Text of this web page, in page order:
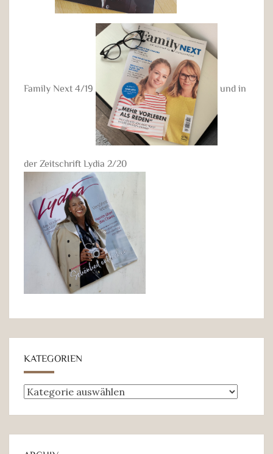
Family Next 4/19 und in
der Zeitschrift Lydia 2/20
KATEGORIEN
Kategorien